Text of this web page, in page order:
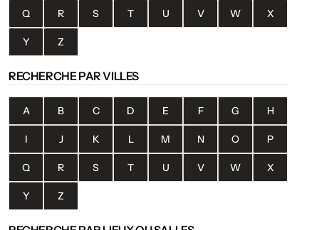
Q R S T U V W X
Y Z
RECHERCHE PAR VILLES
A B C D E F G H
I J K L M N O P
Q R S T U V W X
Y Z